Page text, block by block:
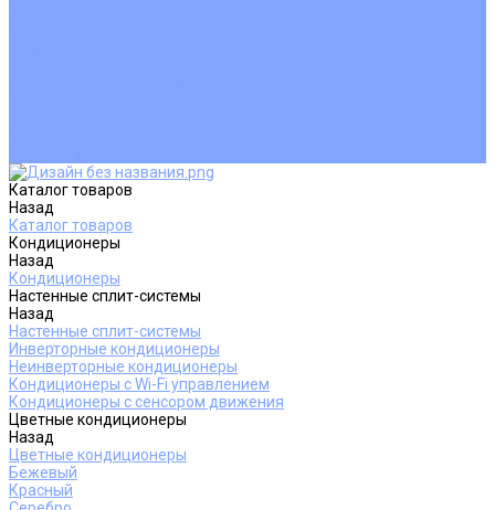
Каталог товаров
Назад
Каталог товаров
Кондиционеры
Назад
Кондиционеры
Настенные сплит-системы
Назад
Настенные сплит-системы
Инверторные кондиционеры
Неинверторные кондиционеры
Кондиционеры с Wi-Fi управлением
Кондиционеры с сенсором движения
Цветные кондиционеры
Назад
Цветные кондиционеры
Бежевый
Красный